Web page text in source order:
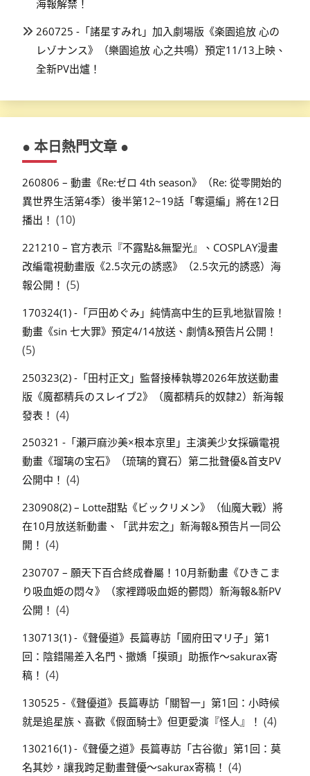
海報解禁！
260725 -「諸星すみれ」加入劇場版《楽園追放 心の
レゾナンス》（樂園追放 心之共鳴）預定11/13上映、
全新PV出爐！
● 本日熱門文章 ●
260806 – 動畫《Re:ゼロ 4th season》（Re: 從零開始的
異世界生活第4季）後半第12~19話「奪還編」將在12日
播出！ (10)
221210 – 官方表示『不露點&無聖光』、COSPLAY漫畫
改編電視動畫版《2.5次元の誘惑》（2.5次元的誘惑）海
報公開！ (5)
170324(1) -「戸田めぐみ」純情高中生的巨乳地獄冒險！
動畫《sin 七大罪》預定4/14放送、劇情&預告片公開！
(5)
250323(2) -「田村正文」監督接棒執導2026年放送動畫
版《魔都精兵のスレイブ2》（魔都精兵的奴隸2）新海報
發表！ (4)
250321 -「瀬戸麻沙美×根本京里」主演美少女採礦電視
動畫《瑠璃の宝石》（琉璃的寶石）第二批聲優&首支PV
公開中！ (4)
230908(2) – Lotte甜點《ビックリメン》（仙魔大戰）將
在10月放送新動畫、「武井宏之」新海報&預告片一同公
開！ (4)
230707 – 願天下百合終成眷屬！10月新動畫《ひきこま
り吸血姫の悶々》（家裡蹲吸血姬的鬱悶）新海報&新PV
公開！ (4)
130713(1) -《聲優道》長篇專訪「國府田マリ子」第1
回：陰錯陽差入名門、撒嬌「摸頭」助振作～sakurax寄
稿！ (4)
130525 -《聲優道》長篇專訪「關智一」第1回：小時候
就是追星族、喜歡《假面騎士》但更愛演『怪人』！ (4)
130216(1) -《聲優之道》長篇專訪「古谷徹」第1回：莫
名其妙，讓我跨足動畫聲優～sakurax寄稿！ (4)